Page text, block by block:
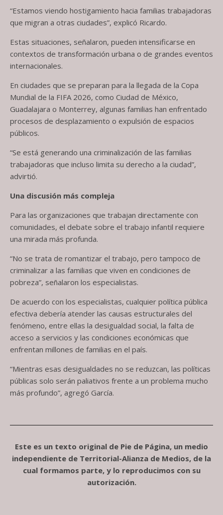
“Estamos viendo hostigamiento hacia familias trabajadoras
que migran a otras ciudades”, explicó Ricardo.
Estas situaciones, señalaron, pueden intensificarse en
contextos de transformación urbana o de grandes eventos
internacionales.
En ciudades que se preparan para la llegada de la Copa
Mundial de la FIFA 2026, como Ciudad de México,
Guadalajara o Monterrey, algunas familias han enfrentado
procesos de desplazamiento o expulsión de espacios
públicos.
“Se está generando una criminalización de las familias
trabajadoras que incluso limita su derecho a la ciudad”,
advirtió.
Una discusión más compleja
Para las organizaciones que trabajan directamente con
comunidades, el debate sobre el trabajo infantil requiere
una mirada más profunda.
“No se trata de romantizar el trabajo, pero tampoco de
criminalizar a las familias que viven en condiciones de
pobreza”, señalaron los especialistas.
De acuerdo con los especialistas, cualquier política pública
efectiva debería atender las causas estructurales del
fenómeno, entre ellas la desigualdad social, la falta de
acceso a servicios y las condiciones económicas que
enfrentan millones de familias en el país.
“Mientras esas desigualdades no se reduzcan, las políticas
públicas solo serán paliativos frente a un problema mucho
más profundo”, agregó García.
Este es un texto original de Pie de Página, un medio
independiente de Territorial-Alianza de Medios, de la
cual formamos parte, y lo reproducimos con su
autorización.